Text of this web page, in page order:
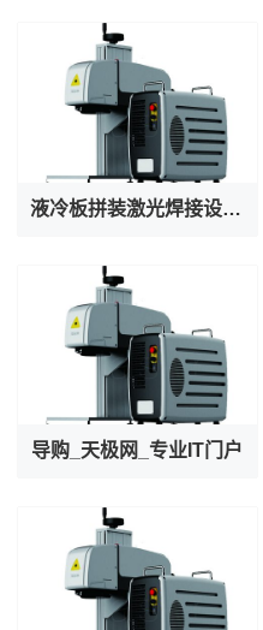
液冷板拼装激光焊接设备厂家专业出产AI服务器液冷阀焊接机
导购_天极网_专业IT门户